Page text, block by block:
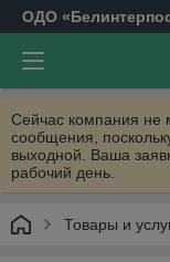
ОДО
Сейчас компания не
сообщения,
выходной. Ваша
рабочий день.
Товары и